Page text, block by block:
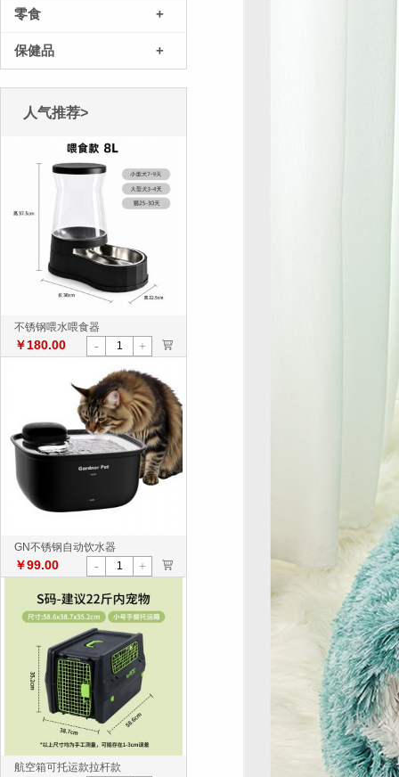
零食 +
保健品 +
人气推荐>
不锈钢喂水喂食器
￥180.00 - + >
GN不锈钢自动饮水器
￥99.00 - + >
航空箱可托运款拉杆款